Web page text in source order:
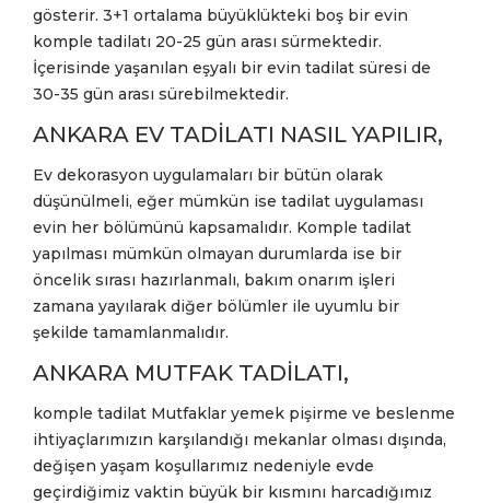
gösterir. 3+1 ortalama büyüklükteki boş bir evin
komple tadilatı 20-25 gün arası sürmektedir.
İçerisinde yaşanılan eşyalı bir evin tadilat süresi de
30-35 gün arası sürebilmektedir.
ANKARA EV TADİLATI NASIL YAPILIR,
Ev dekorasyon uygulamaları bir bütün olarak
düşünülmeli, eğer mümkün ise tadilat uygulaması
evin her bölümünü kapsamalıdır. Komple tadilat
yapılması mümkün olmayan durumlarda ise bir
öncelik sırası hazırlanmalı, bakım onarım işleri
zamana yayılarak diğer bölümler ile uyumlu bir
şekilde tamamlanmalıdır.
ANKARA MUTFAK TADİLATI,
komple tadilat Mutfaklar yemek pişirme ve beslenme
ihtiyaçlarımızın karşılandığı mekanlar olması dışında,
değişen yaşam koşullarımız nedeniyle evde
geçirdiğimiz vaktin büyük bir kısmını harcadığımız